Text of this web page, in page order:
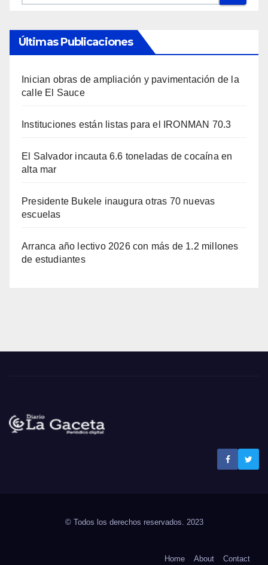
Últimas Publicaciones
Inician obras de ampliación y pavimentación de la
calle El Sauce
Instituciones están listas para el IRONMAN 70.3
El Salvador incauta 6.6 toneladas de cocaína en
alta mar
Presidente Bukele inaugura otras 70 nuevas
escuelas
Arranca año lectivo 2026 con más de 1.2 millones
de estudiantes
© Todos los derechos reservados. 2023
Home About Contact